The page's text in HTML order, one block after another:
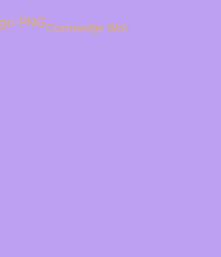
Corneeltje Wol